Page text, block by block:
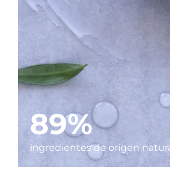
89%
ingredientes de origen